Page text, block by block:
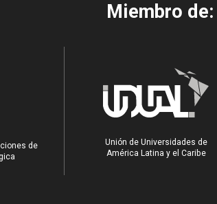
Miembro de:
de
Unión de Universidades de
América Latina y el Caribe